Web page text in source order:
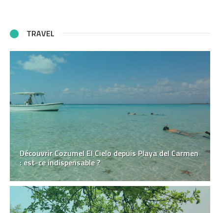
TRAVEL
Découvrir Cozumel El Cielo depuis Playa del Carmen
: est-ce indispensable ?